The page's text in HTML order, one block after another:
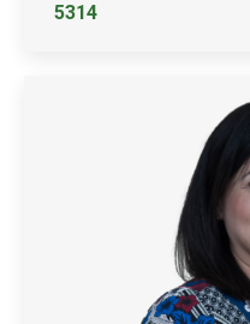
5314